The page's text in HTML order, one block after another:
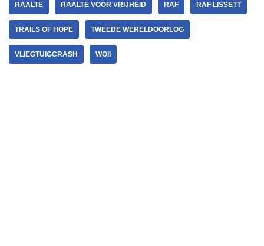
RAALTE RAALTE VOOR VRIJHEID RAF RAF LISSETT
TRAILS OF HOPE TWEEDE WERELDOORLOG
VLIEGTUIGCRASH WOII